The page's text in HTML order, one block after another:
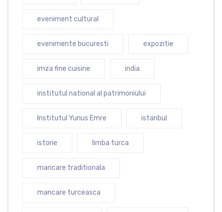
eveniment cultural
evenimente bucuresti expozitie
imza fine cuisine india
institutul national al patrimoniului
Institutul Yunus Emre istanbul
istorie limba turca
mancare traditionala
mancare turceasca